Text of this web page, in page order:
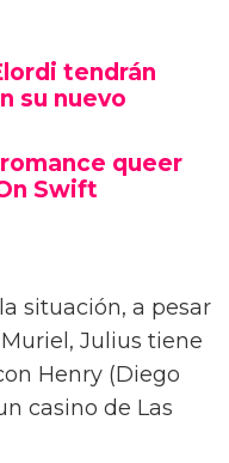
tendrán
su nuevo
queer
Swift
situación, a pesar
Julius tiene
Henry (Diego
casino de Las